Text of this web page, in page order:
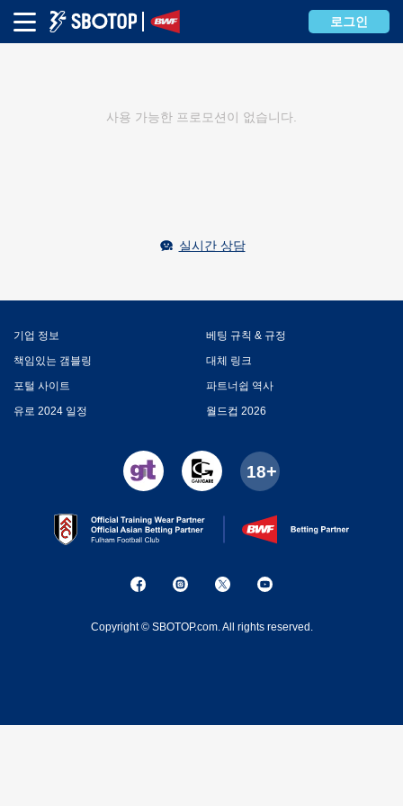
로그인
사용 가능한 프로모션이 없습니다.
실시간 상담
기업 정보
베팅 규칙 & 규정
책임있는 갬블링
대체 링크
포털 사이트
파트너쉽 역사
유로 2024 일정
월드컵 2026
Copyright © SBOTOP.com. All rights reserved.